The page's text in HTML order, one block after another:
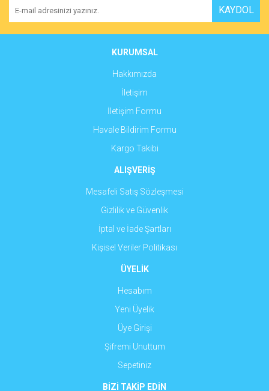
Ürün açıklamasında eksik bilgiler bulunuyor.
Ürün fiyatı diğer sitelerden daha pahalı.
Gönder
KAYDOL
KURUMSAL
Hakkımızda
İletişim
İletişim Formu
Havale Bildirim Formu
Kargo Takibi
ALIŞVERİŞ
Mesafeli Satış Sözleşmesi
Gizlilik ve Güvenlik
İptal ve İade Şartları
Kişisel Veriler Politikası
ÜYELİK
Hesabım
Yeni Üyelik
Üye Girişi
Şifremi Unuttum
Sepetiniz
BİZİ TAKİP EDİN